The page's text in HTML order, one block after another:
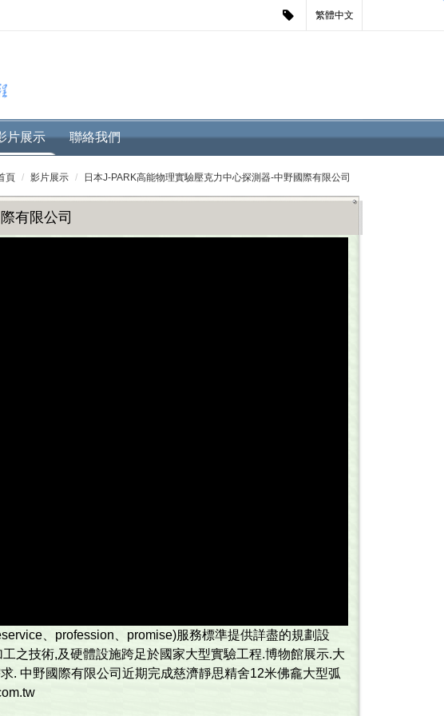
繁體中文
片展示 聯絡我們
頁 影片展示 日本J-PARK高能物理實驗壓克力中心探測器-中野國際有限公司
有限公司
、pr­ofession、promise)服務標準提供詳盡的規劃設
之技術,及硬體設施跨足於國家大型實驗工程.博物­館展示.大
. 中野國際有限公司近期完成慈濟靜思精舍12米佛龕大型弧